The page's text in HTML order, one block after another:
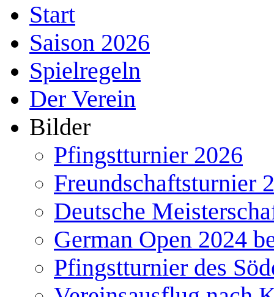
Start
Saison 2026
Spielregeln
Der Verein
Bilder
Pfingstturnier 2026
Freundschaftsturnier
Deutsche
German Open 2024
Pfingstturnier des